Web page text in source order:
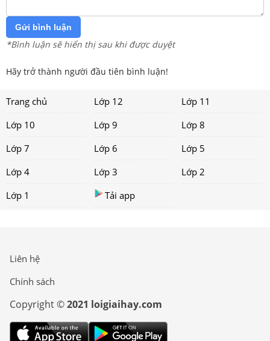
Gửi bình luận
*Bình luận sẽ hiển thị sau khi được duyệt
Hãy trở thành người đầu tiên bình luận!
Trang chủ Lớp 12
Lớp 11
Lớp 10
Lớp 9
Lớp 8
Lớp 7
Lớp 6
Lớp 5
Lớp 4
Lớp 3
Lớp 2
Lớp 1
Tải app
Liên hệ
Chính sách
Copyright ©2021 loigiaihay.com